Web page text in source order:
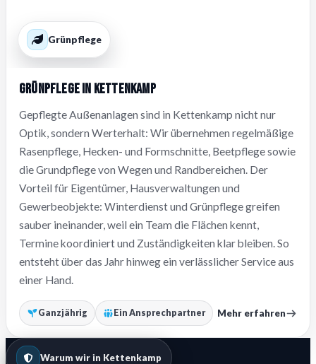
Grünpflege
Grünpflege in Kettenkamp
Gepflegte Außenanlagen sind in Kettenkamp nicht nur
Optik, sondern Werterhalt: Wir übernehmen regelmäßige
Rasenpflege, Hecken- und Formschnitte, Beetpflege sowie
die Grundpflege von Wegen und Randbereichen. Der
Vorteil für Eigentümer, Hausverwaltungen und
Gewerbeobjekte: Winterdienst und Grünpflege greifen
sauber ineinander, weil ein Team die Flächen kennt,
Termine koordiniert und Zuständigkeiten klar bleiben. So
entsteht über das Jahr hinweg ein verlässlicher Service aus
einer Hand.
Ganzjährig Ein Ansprechpartner Mehr erfahren
Warum wir in Kettenkamp